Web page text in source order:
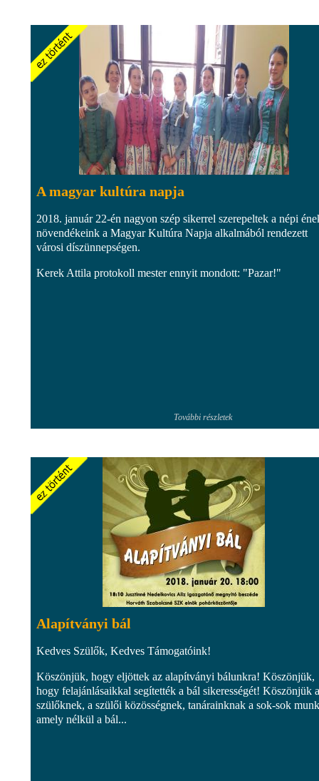
A magyar kultúra napja
2018. január 22-én nagyon szép sikerrel szerepeltek a népi
növendékeink a Magyar Kultúra Napja alkalmából rendezett
városi díszünnepségen.
Kerek Attila protokoll mester ennyit mondott: "Pazar!"
További részletek
Alapítványi bál
Kedves Szülők, Kedves Támogatóink!
Köszönjük, hogy eljöttek az alapítványi bálunkra! Köszönjük,
hogy felajánlásaikkal segítették a bál sikerességét! Köszönjük a
szülőknek, a szülői közösségnek, tanárainknak a sok-sok
amely nélkül a bál...